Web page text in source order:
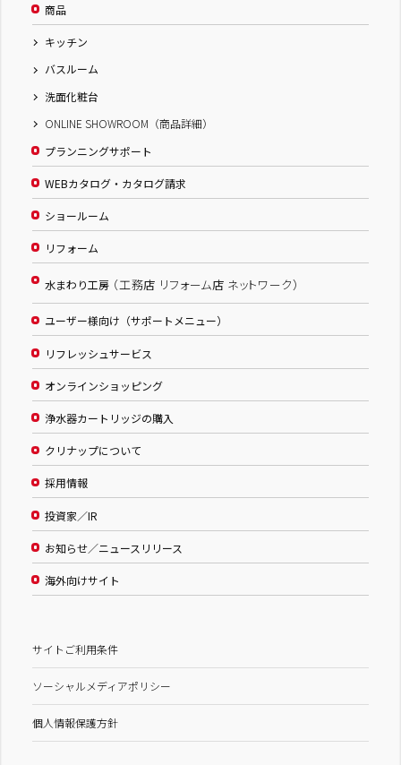
商品
キッチン
バスルーム
洗面化粧台
ONLINE SHOWROOM（商品詳細）
プランニングサポート
WEBカタログ・カタログ請求
ショールーム
リフォーム
水まわり工房 （工務店 リフォーム店 ネットワーク）
ユーザー様向け（サポートメニュー）
リフレッシュサービス
オンラインショッピング
浄水器カートリッジの購入
クリナップについて
採用情報
投資家／IR
お知らせ／ニュースリリース
海外向けサイト
サイトご利用条件
ソーシャルメディアポリシー
個人情報保護方針